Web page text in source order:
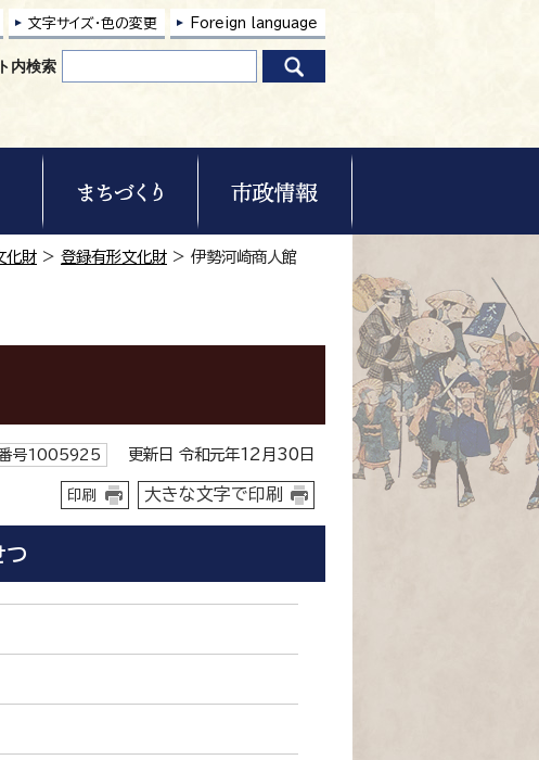
文字サイズ・色の変更 Foreign language
内検索
化財 > 登録有形文化財 > 伊勢河崎商人館
番号1005925 更新日 令和元年12月30日
印刷 大きな文字で印刷
つ